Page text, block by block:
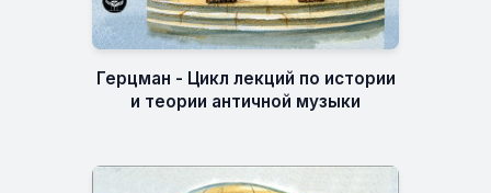
Герцман - Цикл лекций по истории
и теории античной музыки